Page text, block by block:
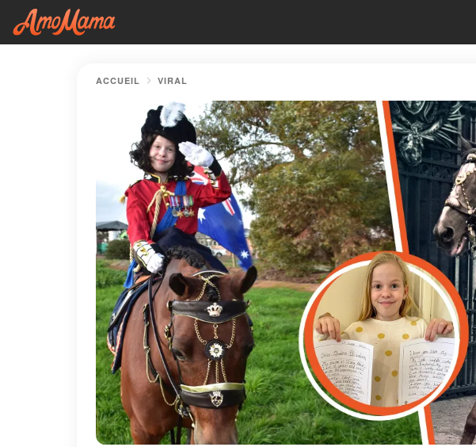
ACCUEIL VIRAL